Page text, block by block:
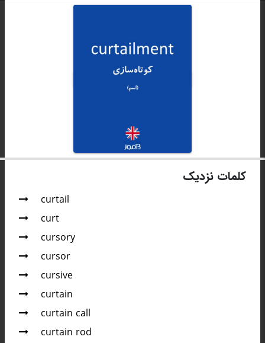
کلمات نزدیک
curtail
curt
cursory
cursor
cursive
curtain
curtain call
curtain rod